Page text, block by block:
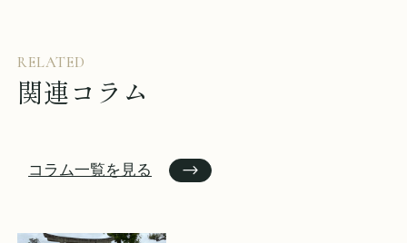
RELATED
関連コラム
コラム一覧を見る